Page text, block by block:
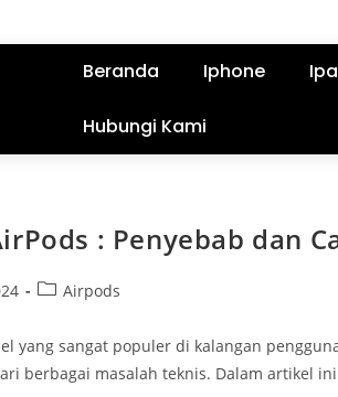
Beranda Iphone
Hubungi Kami
: Penyebab dan
Airpods
yang sangat populer di kalangan
berbagai masalah teknis. Dalam artikel